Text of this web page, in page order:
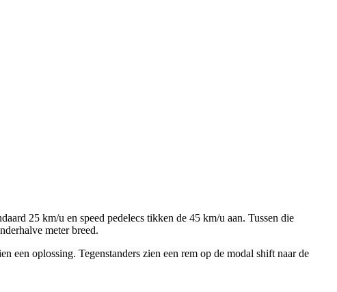
25 km/u en speed pedelecs tikken de 45 km/u aan. Tussen die
meter breed.
oplossing. Tegenstanders zien een rem op de modal shift naar de